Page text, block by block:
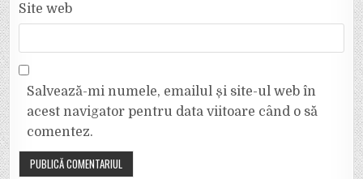
Site web
Salvează-mi numele, emailul și site-ul web în
acest navigator pentru data viitoare când o să
comentez.